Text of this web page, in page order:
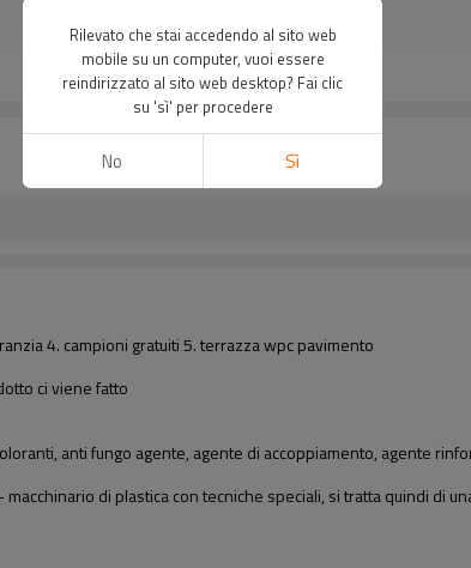
4. campioni gratuiti 5. terrazza wpc pavimento
ci viene fatto
anti fungo agente, agente di accoppiamento, agente
di plastica con tecniche speciali, si tratta quindi di
Rilevato che stai accedendo al sito web
mobile su un computer, vuoi essere
reindirizzato al sito web desktop? Fai clic
su 'sì' per procedere
No Sì